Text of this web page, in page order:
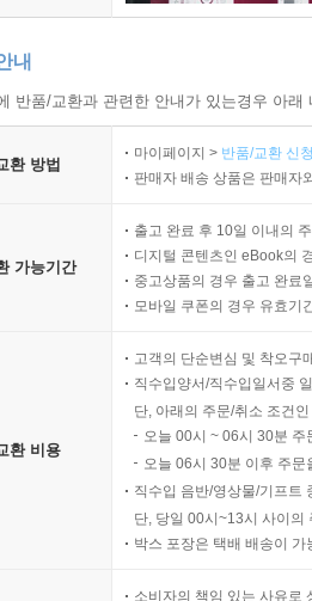
역기능에 방관자가 되지 말라.”
지고 가격만 남은 시대에 던지는 경고”
기에 봉착한 자본주의에 해결의 실마리
음에도 여전히 힘을 발휘하는 시장
리의 눈에 덧입혀진 색안경을 벗겨 주기
내
반품/교환과 관련한 안내가 있는경우 아
환 방법
마이페이지 > 반품/교환 신
판매자 배송 상품은 판매자
가능기간
출고 완료 후 10일 이내의
디지털 콘텐츠인 eBook의
중고상품의 경우 출고 완료
모바일 쿠폰의 경우 유효기
환 비용
고객의 단순변심 및 착오구
직수입양서/직수입일서중
단, 아래의 주문/취소 조건
오늘 00시 ~ 06시 30분
오늘 06시 30분 이후 주
직수입 음반/영상물/기프트
단, 당일 00시~13시 사이의
박스 포장은 택배 배송이
소비자의 책임 있는 사유로